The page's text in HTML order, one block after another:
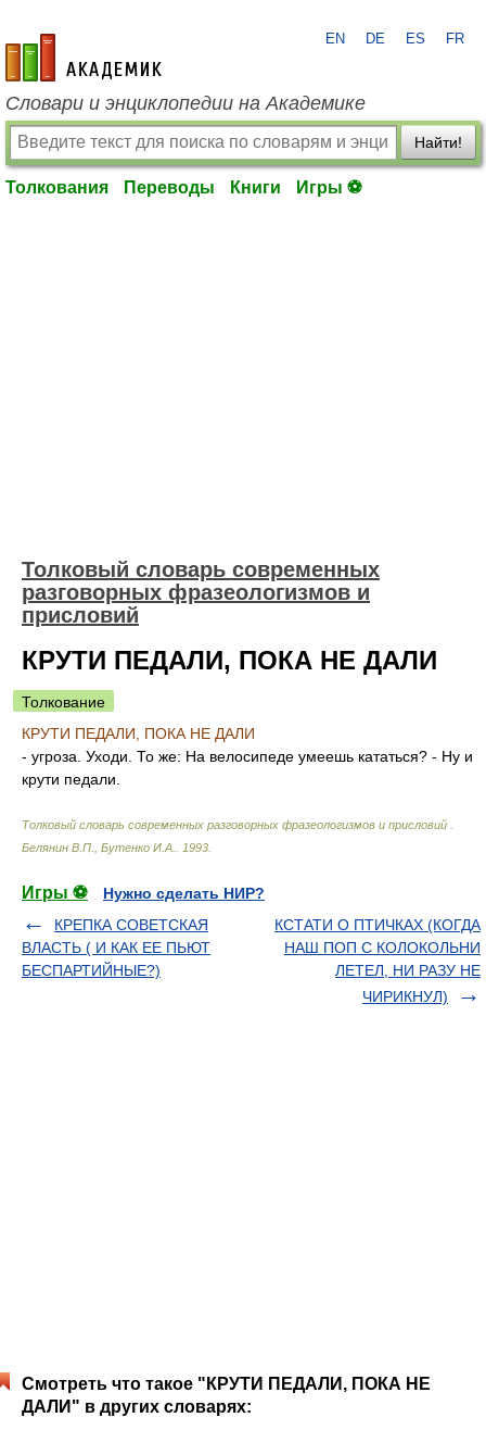
academic.ru
EN DE ES FR
Словари и энциклопедии на Академике
Найти!
Толкования Переводы Книги Игры ⚽
Толковый словарь современных
разговорных фразеологизмов и
присловий
КРУТИ ПЕДАЛИ, ПОКА НЕ ДАЛИ
Толкование
КРУТИ ПЕДАЛИ, ПОКА НЕ ДАЛИ
- угроза. Уходи. То же: На велосипеде умеешь кататься? - Ну и
крути педали.
Толковый словарь современных разговорных фразеологизмов и присловий
Белянин В.П., Бутенко И.А.
1993
Игры ⚽
Нужно сделать НИР?
КРЕПКА СОВЕТСКАЯ
ВЛАСТЬ ( И КАК ЕЕ ПЬЮТ
БЕСПАРТИЙНЫЕ?)
КСТАТИ О ПТИЧКАХ (КОГДА
НАШ ПОП С КОЛОКОЛЬНИ
ЛЕТЕЛ, НИ РАЗУ НЕ
ЧИРИКНУЛ)
Смотреть что такое "КРУТИ ПЕДАЛИ, ПОКА НЕ
ДАЛИ" в других словарях: